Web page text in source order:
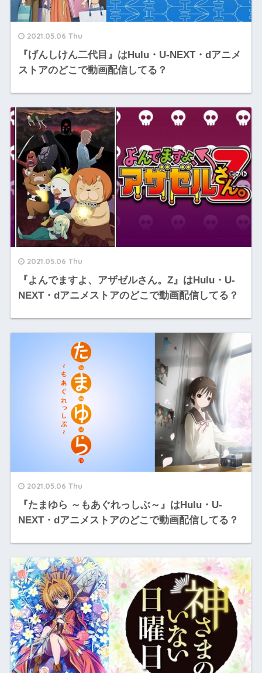
2021.05.06 Thu
『げんしけん二代目』はHulu・U-NEXT・dアニメ
ストアのどこで動画配信してる？
2021.05.06 Thu
『よんでますよ、アザゼルさん。Z』はHulu・U-
NEXT・dアニメストアのどこで動画配信してる？
2021.05.06 Thu
『たまゆら ～もあぐれっしぶ～』はHulu・U-
NEXT・dアニメストアのどこで動画配信してる？